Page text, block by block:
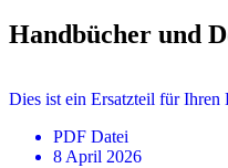
Handbücher und
Dies ist ein Ersatzteil für
PDF Datei
8 April 2026